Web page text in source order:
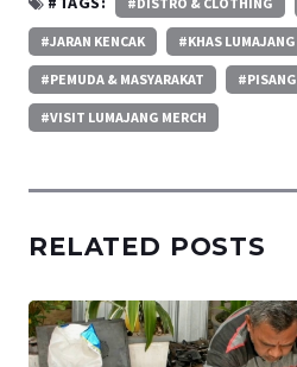
#JARAN KENCAK #KHAS LUMAJANG
#PEMUDA & MASYARAKAT #PISANG
#VISIT LUMAJANG MERCH
RELATED POSTS